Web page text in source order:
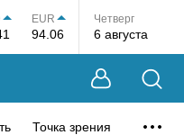
EUR
94.06
Четверг
6 августа
Точка зрения